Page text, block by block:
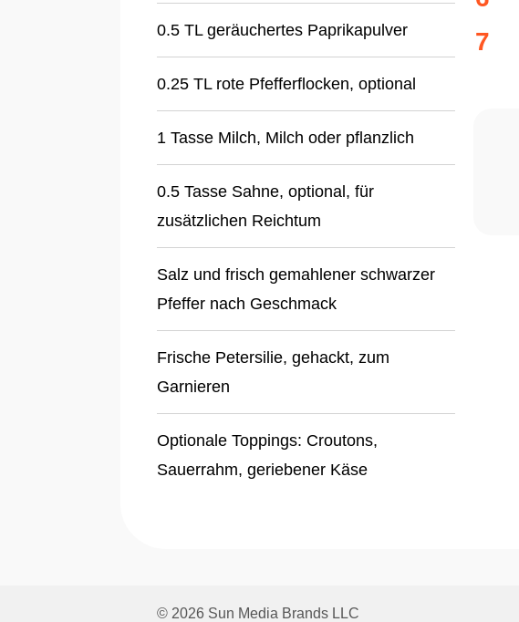
0.5 TL geräuchertes Paprikapulver
0.25 TL rote Pfefferflocken, optional
1 Tasse Milch, Milch oder pflanzlich
0.5 Tasse Sahne, optional, für
zusätzlichen Reichtum
Salz und frisch gemahlener schwarzer
Pfeffer nach Geschmack
Frische Petersilie, gehackt, zum
Garnieren
Optionale Toppings: Croutons,
Sauerrahm, geriebener Käse
© 2026 Sun Media Brands LLC